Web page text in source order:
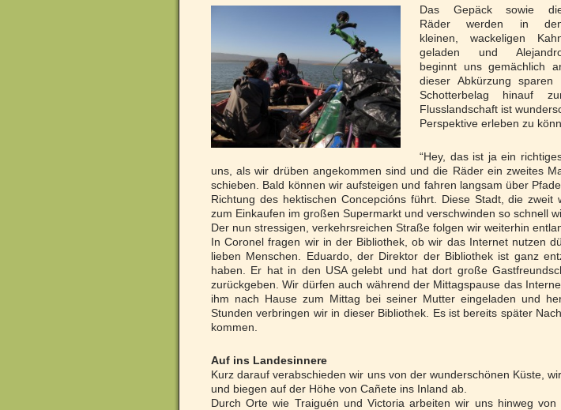
Das Gepäck sowie
Räder werden in
kleinen, wackeligen
geladen und
beginnt uns gemächlich
dieser Abkürzung
Schotterbelag hinauf
Flusslandschaft ist
Perspektive erleben zu
“Hey, das ist ja ein
uns, als wir drüben angekommen sind und die Räder ein zweites
schieben. Bald können wir aufsteigen und fahren langsam über
Richtung des hektischen Concepcións führt. Diese Stadt, die zweit
zum Einkaufen im großen Supermarkt und verschwinden so schnell
Der nun stressigen, verkehrsreichen Straße folgen wir weiterhin
In Coronel fragen wir in der Bibliothek, ob wir das Internet nutzen
lieben Menschen. Eduardo, der Direktor der Bibliothek ist ganz
haben. Er hat in den USA gelebt und hat dort große
zurückgeben. Wir dürfen auch während der Mittagspause das
ihm nach Hause zum Mittag bei seiner Mutter eingeladen und
Stunden verbringen wir in dieser Bibliothek. Es ist bereits später
kommen.
Auf ins Landesinnere
Kurz darauf verabschieden wir uns von der wunderschönen Küste,
und biegen auf der Höhe von Cañete ins Inland ab.
Durch Orte wie Traiguén und Victoria arbeiten wir uns hinweg